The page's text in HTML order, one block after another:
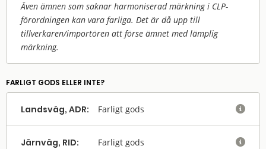
Även ämnen som saknar harmoniserad märkning i CLP-
förordningen kan vara farliga. Det är då upp till
tillverkaren/importören att förse ämnet med lämplig
märkning.
FARLIGT GODS ELLER INTE?
Landsväg, ADR: Farligt gods 
Järnväg, RID: Farligt gods 